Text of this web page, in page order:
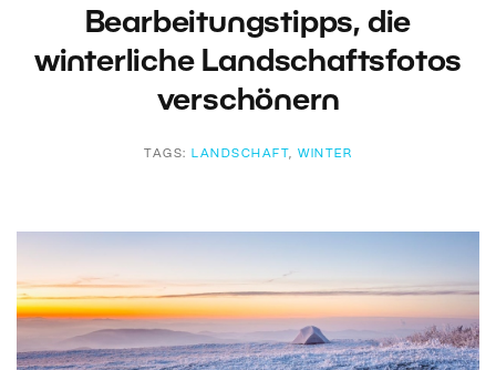
Bearbeitungstipps, die
winterliche Landschaftsfotos
verschönern
TAGS: LANDSCHAFT , WINTER